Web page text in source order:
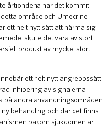
årtiondena har det kommit
område och Umecrine
ett helt nytt sätt att närma sig
skulle det vara av stort
produkt av mycket stort
ett helt nytt angreppssätt
inhibering av signalerna i
på andra användningsområden
behandling och där det finns
bakom sjukdomen är